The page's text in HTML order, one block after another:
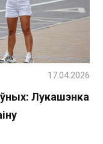
Лукашэнка
17.04.2026